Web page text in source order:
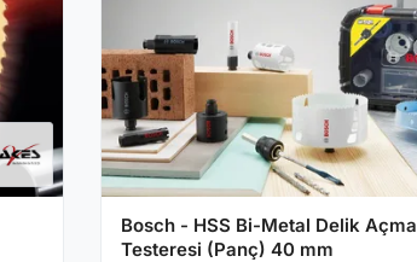
Bosch - HSS Bi-Metal Delik Açma
Testeresi (Panç) 40 mm